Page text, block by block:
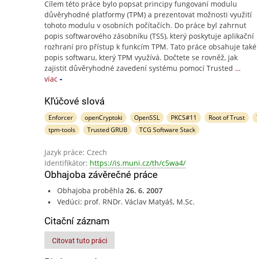
Cílem této práce bylo popsat principy fungovaní modulu
důvěryhodné platformy (TPM) a prezentovat možnosti využití
tohoto modulu v osobních počítačích. Do práce byl zahrnut
popis softwarového zásobníku (TSS), který poskytuje aplikační
rozhraní pro přístup k funkcím TPM. Tato práce obsahuje také
popis softwaru, který TPM využívá. Dočtete se rovněž, jak
zajistit důvěryhodné zavedení systému pomocí Trusted …
viac
Kľúčové slová
Enforcer openCryptoki OpenSSL PKCS#11 Root of Trust
tpm-tools
Trusted GRUB TCG Software Stack
Jazyk práce: Czech
Identifikátor: https://is.muni.cz/th/c5wa4/
Obhajoba závěrečné práce
Obhajoba proběhla 26. 6. 2007
Vedúci: prof. RNDr. Václav Matyáš, M.Sc.
Citační záznam
Citovat tuto práci